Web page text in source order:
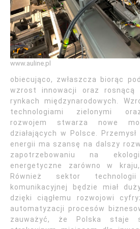
www.auline.pl
obiecująco, zwłaszcza biorąc
wzrost innowacji oraz rosnącą
rynkach międzynarodowych.
technologiami zielonymi
rozwojem stwarza nowe
działających w Polsce. Przemysł
energii ma szansę na dalszy
zapotrzebowaniu na
energetyczne zarówno w
Również sektor
komunikacyjnej będzie miał
dzięki ciągłemu rozwojowi
automatyzacji procesów
zauważyć, że Polska staje